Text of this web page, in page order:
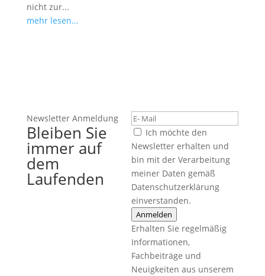
nicht zur...
mehr lesen...
Newsletter Anmeldung
Bleiben Sie
immer auf
dem
Laufenden
Ich möchte den
Newsletter erhalten und
bin mit der Verarbeitung
meiner Daten gemäß
Datenschutzerklärung
einverstanden.
Anmelden
Erhalten Sie regelmäßig
Informationen,
Fachbeiträge und
Neuigkeiten aus unserem